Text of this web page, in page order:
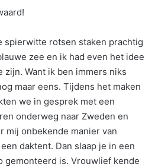
spierwitte rotsen staken prachtig
zee en ik had even het idee
Want ik ben immers niks
maar eens. Tijdens het maken
we in gesprek met een
onderweg naar Zweden en
mij onbekende manier van
daktent. Dan slaap je in een
gemonteerd is. Vrouwlief kende